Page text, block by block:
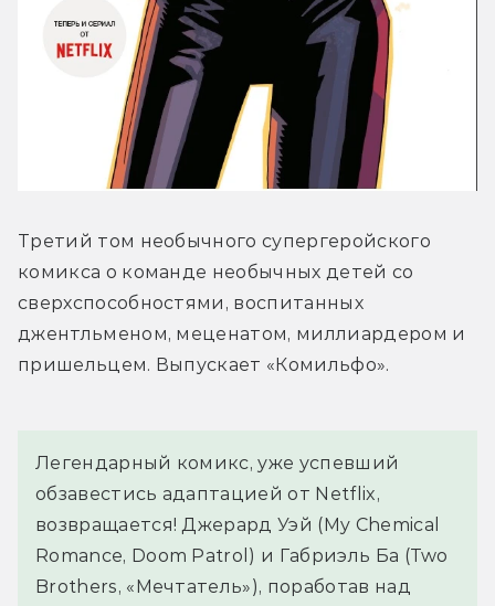
Третий том необычного супергеройского
комикса о команде необычных детей со
сверхспособностями, воспитанных
джентльменом, меценатом, миллиардером и
пришельцем. Выпускает «Комильфо».
Легендарный комикс, уже успевший
обзавестись адаптацией от Netflix,
возвращается! Джерард Уэй (My Chemical
Romance, Doom Patrol) и Габриэль Ба (Two
Brothers, «Мечтатель»), поработав над